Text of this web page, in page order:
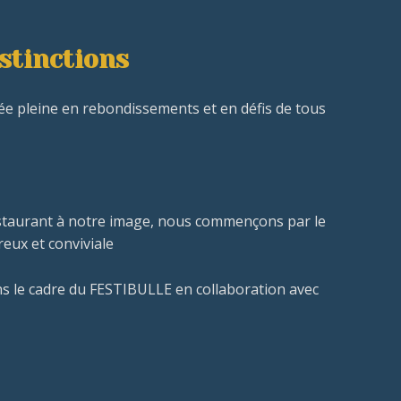
pleine en rebondissements et en défis de tous
à notre image, nous commençons par le
et conviviale
cadre du FESTIBULLE en collaboration avec